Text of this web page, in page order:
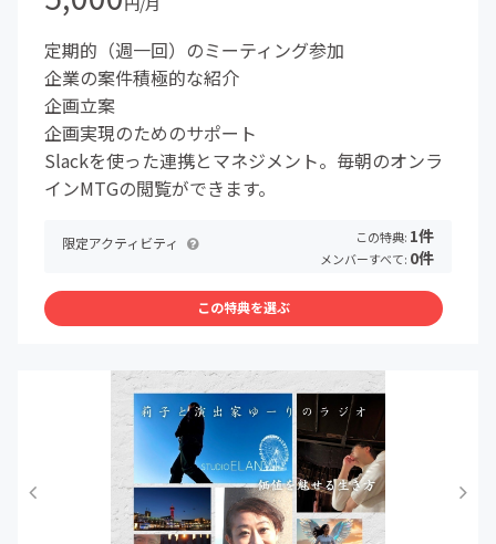
定期的（週一回）のミーティング参加
企業の案件積極的な紹介
企画立案
企画実現のためのサポート
Slackを使った連携とマネジメント。毎朝のオンラ
インMTGの閲覧ができます。
限定アクティビティ この特典: 1件
メンバーすべて: 0件
この特典を選ぶ